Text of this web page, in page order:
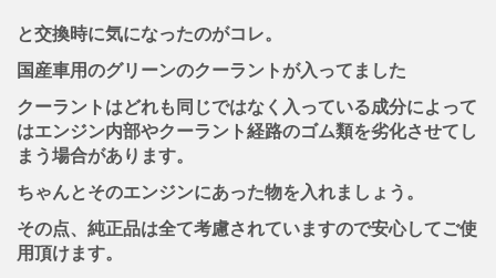
と交換時に気になったのがコレ。
国産車用のグリーンのクーラントが入ってました
クーラントはどれも同じではなく入っている成分によって
はエンジン内部やクーラント経路のゴム類を劣化させてし
まう場合があります。
ちゃんとそのエンジンにあった物を入れましょう。
その点、純正品は全て考慮されていますので安心してご使
用頂けます。